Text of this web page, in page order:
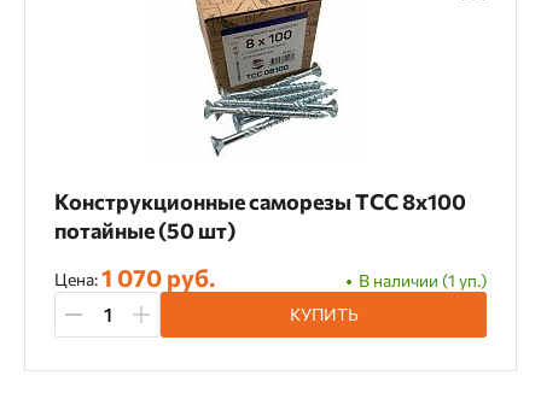
Конструкционные саморезы TCC 8х100
потайные (50 шт)
Цена:1 070 руб.
В наличии (1 уп.)
КУПИТЬ